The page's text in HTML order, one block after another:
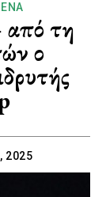
από τη
ο
2025